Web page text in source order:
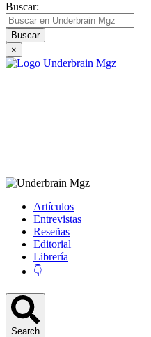
Buscar:
×
Artículos
Entrevistas
Reseñas
Editorial
Librería
👇
Search